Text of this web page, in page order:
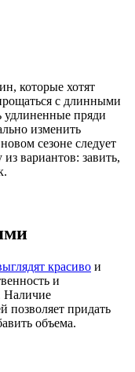
которые хотят
с длинными
удлиненные пряди
изменить
сезоне следует
вариантов: завить,
красиво и
и
Наличие
позволяет придать
объема.